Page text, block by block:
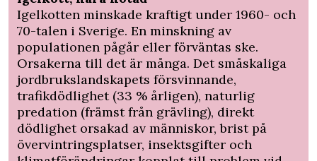
Igelkotten minskade kraftigt under 1960- och
70-talen i Sverige. En minskning av
populationen pågår eller förväntas ske.
Orsakerna till det är många. Det småskaliga
jordbrukslandskapets försvinnande,
trafikdödlighet (33 % årligen), naturlig
predation (främst från grävling), direkt
dödlighet orsakad av människor, brist på
övervintringsplatser, insektsgifter och